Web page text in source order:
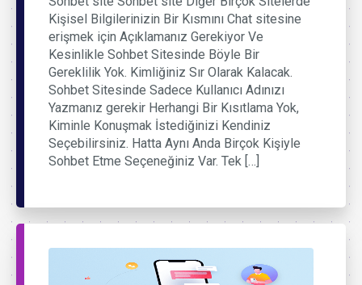
Kişisel Bilgilerinizin Bir Kısmını Chat sitesine
erişmek için Açıklamanız Gerekiyor Ve
Kesinlikle Sohbet Sitesinde Böyle Bir
Gereklilik Yok. Kimliğiniz Sır Olarak Kalacak.
Sohbet Sitesinde Sadece Kullanıcı Adınızı
Yazmanız gerekir Herhangi Bir Kısıtlama Yok,
Kiminle Konuşmak İstediğinizi Kendiniz
Seçebilirsiniz. Hatta Aynı Anda Birçok Kişiyle
Sohbet Etme Seçeneğiniz Var. Tek […]